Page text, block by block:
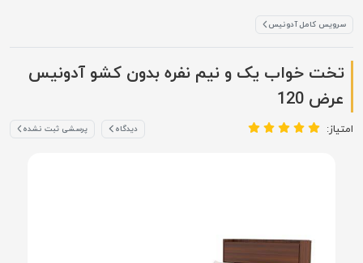
سرویس کامل آدونیس
تخت خواب یک و نیم نفره بدون کشو آدونیس
عرض 120
امتیاز: دیدگاه پرسشی ثبت نشده